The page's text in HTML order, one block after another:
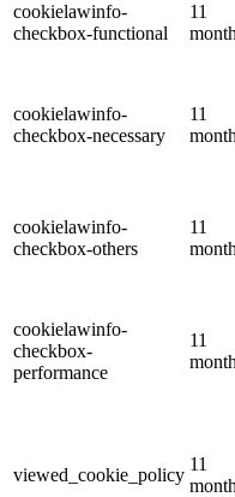
cookielawinfo-
checkbox-functional
11
cookielawinfo-
checkbox-necessary
11
cookielawinfo-
checkbox-others
11
cookielawinfo-
checkbox-
performance
11
viewed_cookie_policy
11